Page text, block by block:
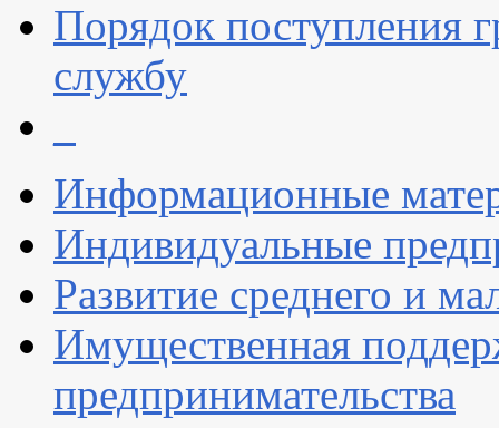
Порядок поступления
службу
Информационные
Индивидуальные
Развитие среднего и
Имущественная
предпринимательства